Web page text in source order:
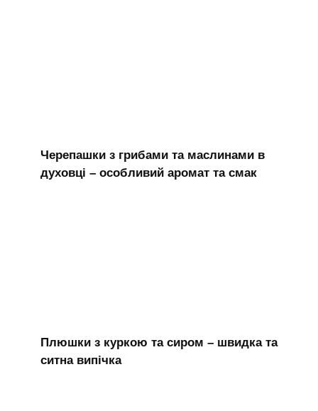
Черепашки з грибами та маслинами в
духовці – особливий аромат та смак
Плюшки з куркою та сиром – швидка та
ситна випічка